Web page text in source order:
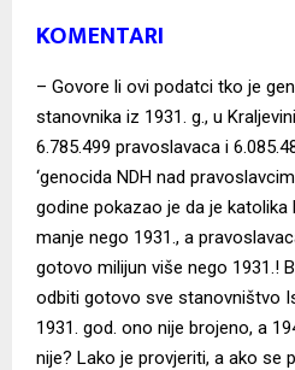
KOMENTARI
– Govore li ovi podatci tko je
stanovnika iz 1931. g., u
6.785.499 pravoslavaca i
‘genocida NDH nad
godine pokazao je da je katolika
manje nego 1931., a
gotovo milijun više nego 1931.!
odbiti gotovo sve stanovništvo
1931. god. ono nije brojeno, a
nije? Lako je provjeriti, a ako se